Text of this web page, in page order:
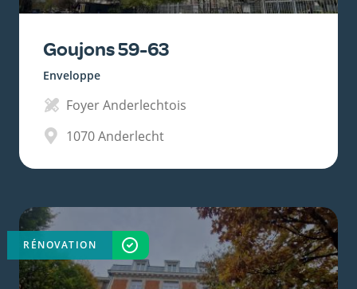
Goujons 59-63
Enveloppe
Foyer Anderlechtois
1070Anderlecht
RÉNOVATION TERMINÉ